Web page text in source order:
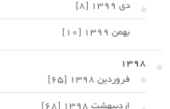
دی 1399 [8]
بهمن 1399 [10]
1398
فروردین 1398 [65]